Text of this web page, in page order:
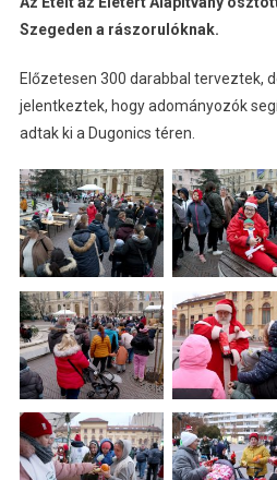
Szegeden a rászorulóknak.
Előzetesen 300 darabbal terveztek,
jelentkeztek, hogy adományozók
adtak ki a Dugonics téren.